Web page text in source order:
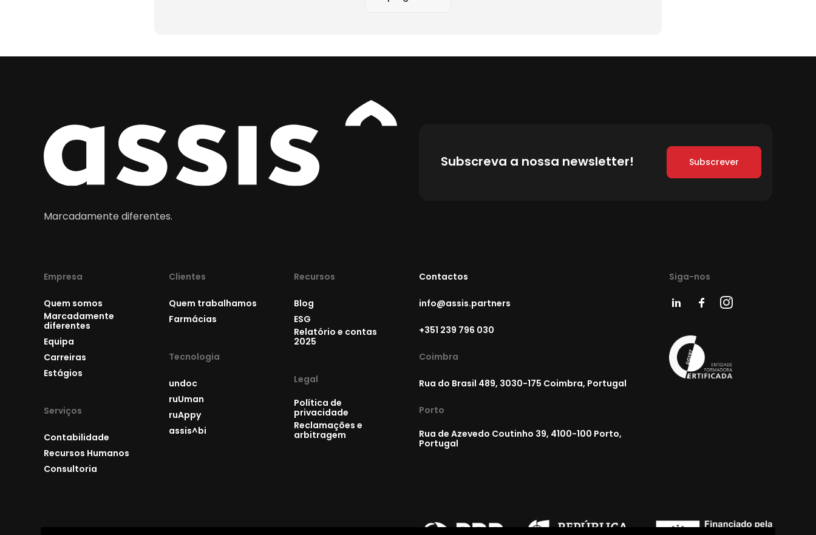
Marcadamente diferentes.
Subscreva a nossa newsletter! Subscrever
Empresa
Quem somos
Marcadamente
diferentes
Equipa
Carreiras
Estágios
Serviços
Contabilidade
Recursos Humanos
Consultoria
Clientes
Quem trabalhamos
Farmácias
Tecnologia
undoc
ruUman
ruAppy
assis^bi
Recursos
Blog
ESG
Relatório e contas
2025
Legal
Política de
privacidade
Reclamações e
arbitragem
Contactos
info@assis.partners
+351 239 796 030
Coimbra
Rua do Brasil 489, 3030-175 Coimbra, Portugal
Porto
Rua de Azevedo Coutinho 39, 4100-100 Porto,
Portugal
Siga-nos